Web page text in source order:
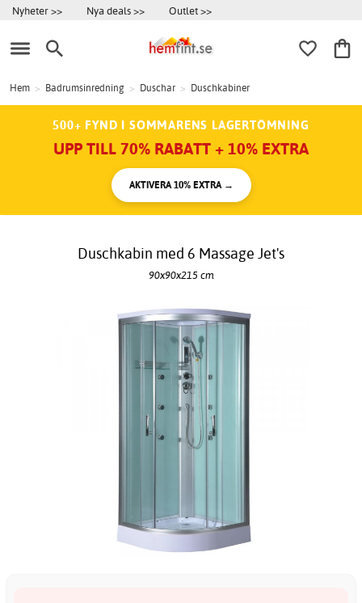
Nyheter >> Nya deals >> Outlet >>
Hem > Badrumsinredning > Duschar > Duschkabiner
500+ FYND I SOMMARENS LAGERTÖMNING
UPP TILL 70% RABATT + 10% EXTRA
AKTIVERA 10% EXTRA →
Duschkabin med 6 Massage Jet's
90x90x215 cm